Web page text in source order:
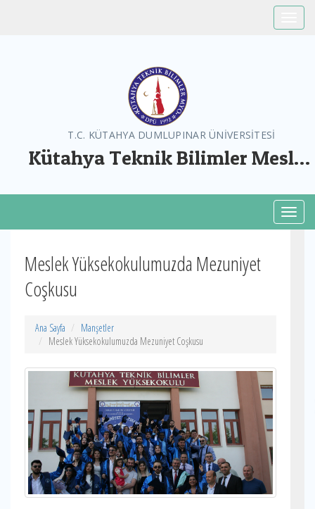
T.C. KÜTAHYA DUMLUPINAR ÜNİVERSİTESİ
Kütahya Teknik Bilimler Meslek
Meslek Yüksekokulumuzda Mezuniyet
Coşkusu
Ana Sayfa
Manşetler
Meslek Yüksekokulumuzda Mezuniyet Coşkusu